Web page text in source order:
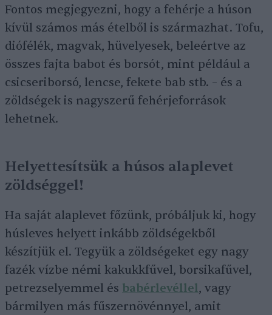
Fontos megjegyezni, hogy a fehérje a húson
kívül számos más ételből is származhat. Tofu,
diófélék, magvak, hüvelyesek, beleértve az
összes fajta babot és borsót, mint például a
csicseriborsó, lencse, fekete bab stb. – és a
zöldségek is nagyszerű fehérjeforrások
lehetnek.
Helyettesítsük a húsos alaplevet
zöldséggel!
Ha saját alaplevet főzünk, próbáljuk ki, hogy
húsleves helyett inkább zöldségekből
készítjük el. Tegyük a zöldségeket egy nagy
fazék vízbe némi kakukkfűvel, borsikafűvel,
petrezselyemmel és babérlevéllel, vagy
bármilyen más fűszernövénnyel, amit